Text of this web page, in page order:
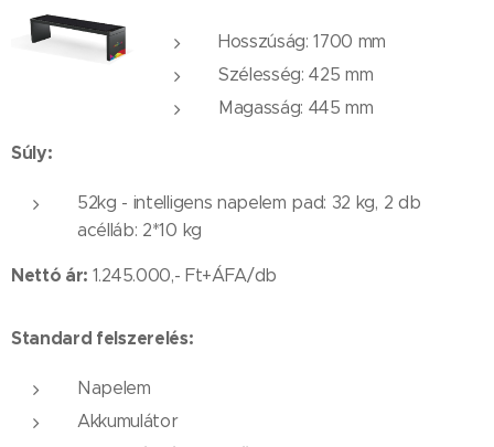
Hosszúság: 1700 mm
Szélesség: 425 mm
Magasság: 445 mm
Súly:
52kg - intelligens napelem pad: 32 kg, 2 db
acélláb: 2*10 kg
Nettó ár: 1.245.000,- Ft+ÁFA/db
Standard felszerelés:
Napelem
Akkumulátor